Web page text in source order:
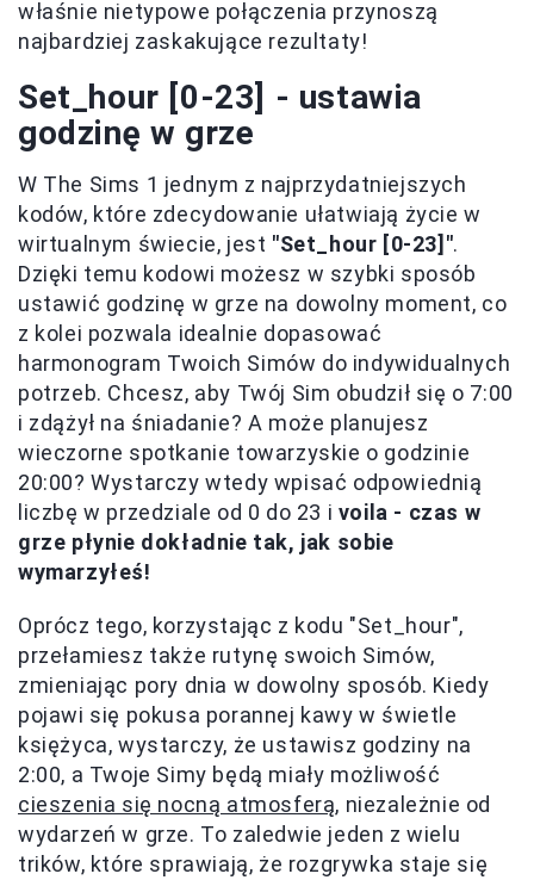
właśnie nietypowe połączenia przynoszą
najbardziej zaskakujące rezultaty!
Set_hour [0-23] - ustawia
godzinę w grze
W The Sims 1 jednym z najprzydatniejszych
kodów, które zdecydowanie ułatwiają życie w
wirtualnym świecie, jest "Set_hour [0-23]".
Dzięki temu kodowi możesz w szybki sposób
ustawić godzinę w grze na dowolny moment, co
z kolei pozwala idealnie dopasować
harmonogram Twoich Simów do indywidualnych
potrzeb. Chcesz, aby Twój Sim obudził się o 7:00
i zdążył na śniadanie? A może planujesz
wieczorne spotkanie towarzyskie o godzinie
20:00? Wystarczy wtedy wpisać odpowiednią
liczbę w przedziale od 0 do 23 i voila - czas w
grze płynie dokładnie tak, jak sobie
wymarzyłeś!
Oprócz tego, korzystając z kodu "Set_hour",
przełamiesz także rutynę swoich Simów,
zmieniając pory dnia w dowolny sposób. Kiedy
pojawi się pokusa porannej kawy w świetle
księżyca, wystarczy, że ustawisz godziny na
2:00, a Twoje Simy będą miały możliwość
cieszenia się nocną atmosferą, niezależnie od
wydarzeń w grze. To zaledwie jeden z wielu
trików, które sprawiają, że rozgrywka staje się